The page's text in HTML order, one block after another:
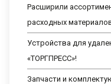
Расширили
расходных
Устройства для
«ТОРГПРЕСС»!
Запчасти и